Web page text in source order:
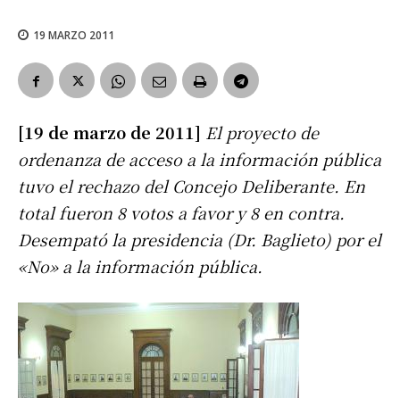
19 MARZO 2011
[19 de marzo de 2011] El proyecto de
ordenanza de acceso a la información pública
tuvo el rechazo del Concejo Deliberante. En
total fueron 8 votos a favor y 8 en contra.
Desempató la presidencia (Dr. Baglieto) por el
«No» a la información pública.